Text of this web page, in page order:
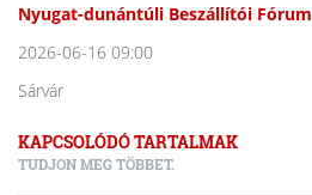
Nyugat-dunántúli Beszállítói Fórum
2026-06-16 09:00
Sárvár
KAPCSOLÓDÓ TARTALMAK
TUDJON MEG TÖBBET.